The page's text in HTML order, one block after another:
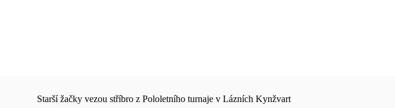
Starší žačky vezou stříbro z Pololetního turnaje v Lázních Kynžvart